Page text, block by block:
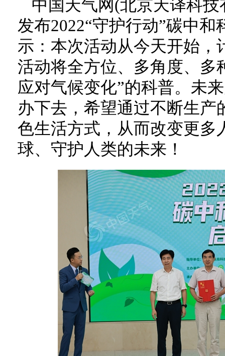
中国天气网(北京天译科
发布2022“守护行动”碳中
示：本次活动从今天开始，
活动将全方位、多角度、多
应对气候变化”的科普。未
办下去，希望通过不断生产
色生活方式，从而改变更多
球、守护人类的未来！